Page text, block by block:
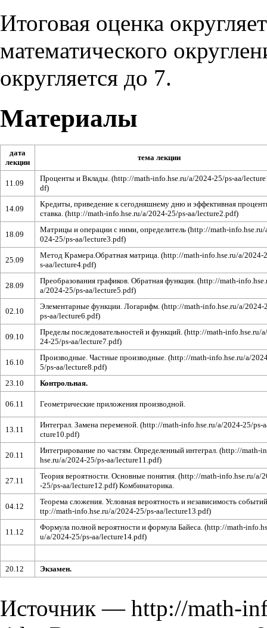
Итоговая оценка
математического
округляется до 7.
Материалы
дата
лекции
тема лекции
11.09
Проценты и Вклады.
14.09
Кредиты, приведение к сегодняшнему дню и эффективная
ставка.
18.09
Матрицы и операции с ними, определитель
25.09
Метод Крамера.Обратная матрица.
28.09
Преобразования графиков. Обратная функция.
02.10
Элементарные функции. Логарифм.
09.10
Пределы последовательностей и функций.
16.10
Производные. Частные производные.
23.10 Контрольная.
06.11 Геометрические приложения производной.
13.11
Интеграл. Замена переменой.
20.11
Интегрирование по частям. Определенный интеграл.
27.11
Теория вероятности. Основные понятия.
Комбинаторика.
04.12
Теорема сложения. Условная вероятность и независимость
11.12
Формула полной вероятности и формула Байеса.
20.12 Экзамен.
Источник — http://math-